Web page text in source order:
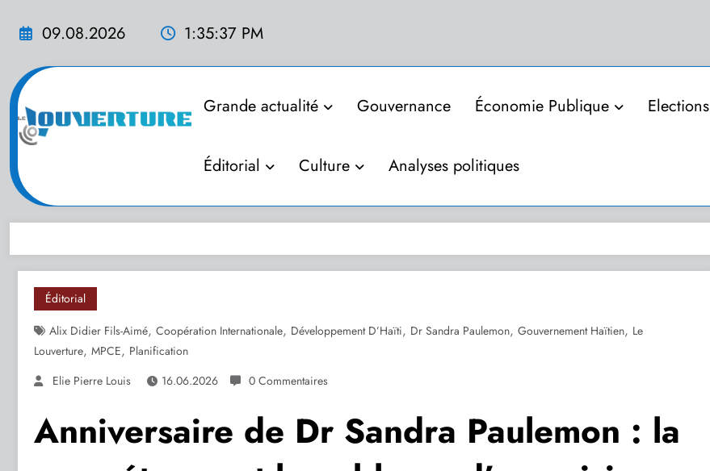
09.08.2026 1:35:38 PM
Grande actualité Gouvernance Économie Publique Elections
Éditorial Culture Analyses politiques
Éditorial
Alix Didier Fils-Aimé, Coopération Internationale, Développement D’Haïti, Dr Sandra Paulemon, Gouvernement Haïtien, Le
Louverture, MPCE, Planification
Elie Pierre Louis
16.06.2026 0 Commentaires
Anniversaire de Dr Sandra Paulemon : la